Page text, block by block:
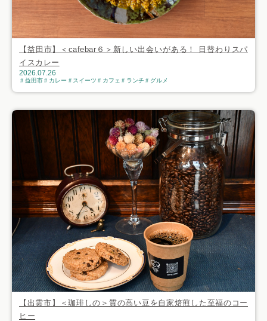
【益田市】＜cafebar６＞新しい出会いがある！ 日替わりスパ
イスカレー
2026.07.26
益田市 カレー スイーツ カフェ ランチ グルメ
【出雲市】＜珈琲しの＞質の高い豆を自家焙煎した至福のコー
ヒー